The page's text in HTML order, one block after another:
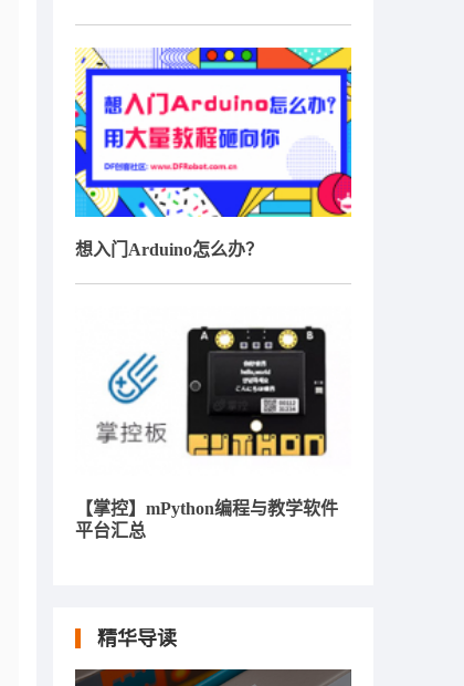
想入门Arduino怎么办？
【掌控】mPython编程与教学软件
平台汇总
精华导读